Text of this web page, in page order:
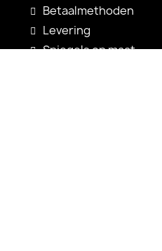
Betaalmethoden
Levering
Spiegels op maat